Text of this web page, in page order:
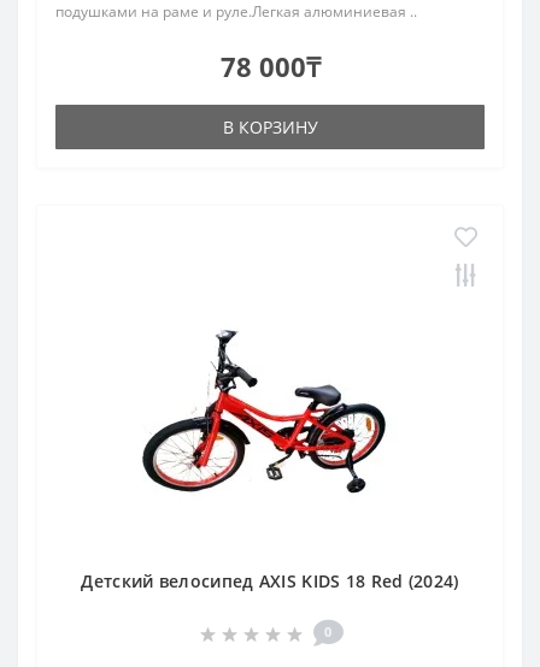
подушками на раме и руле.Легкая алюминиевая ..
78 000₸
В КОРЗИНУ
Детский велосипед AXIS KIDS 18 Red (2024)
0